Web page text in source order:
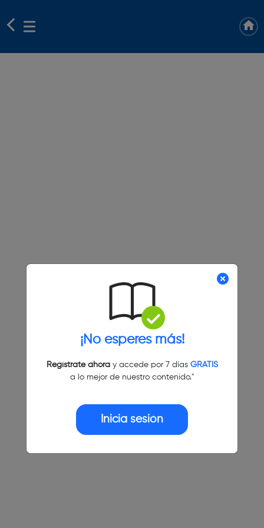
¡No esperes más!
Regístrate ahoray accede por 7 días GRATIS
a lo mejor de nuestro contenido."
Inicia sesión